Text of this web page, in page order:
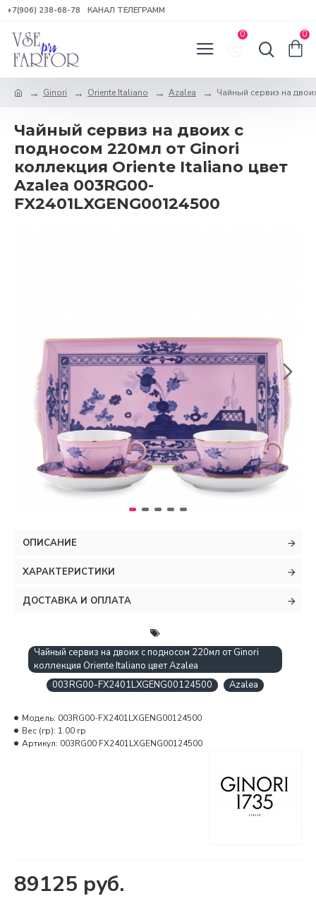
+7(906) 238-68-78 КАНАЛ ТЕЛЕГРАММ
0 0
Ginori Oriente Italiano Azalea Чайный сервиз на
Чайный сервиз на двоих с
подносом 220мл от Ginori
коллекция Oriente Italiano цвет
Azalea 003RG00-
FX2401LXGENG00124500
ОПИСАНИЕ
ХАРАКТЕРИСТИКИ
ДОСТАВКА И ОПЛАТА
Чайный сервиз на двоих с подносом 220мл от Ginori
коллекция Oriente Italiano цвет Azalea
003RG00-FX2401LXGENG00124500
Azalea
89125 руб.
Модель: 003RG00-FX2401LXGENG00124500
Вес (гр): 1.00 гр
Артикул: 003RG00 FX2401LXGENG00124500